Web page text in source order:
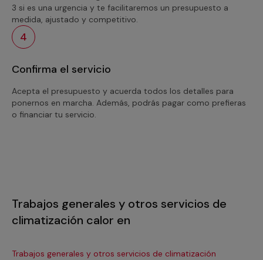
3 si es una urgencia y te facilitaremos un presupuesto a
medida, ajustado y competitivo.
4
Confirma el servicio
Acepta el presupuesto y acuerda todos los detalles para
ponernos en marcha. Además, podrás pagar como prefieras
o financiar tu servicio.
Trabajos generales y otros servicios de
climatización calor en
Trabajos generales y otros servicios de climatización